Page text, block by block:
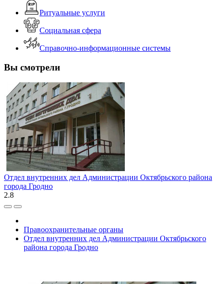
Ритуальные услуги
Социальная сфера
Справочно-информационные системы
Вы смотрели
Отдел внутренних дел Администрации Октябрьского района
города Гродно
2.8
Правоохранительные органы
Отдел внутренних дел Администрации Октябрьского
района города Гродно